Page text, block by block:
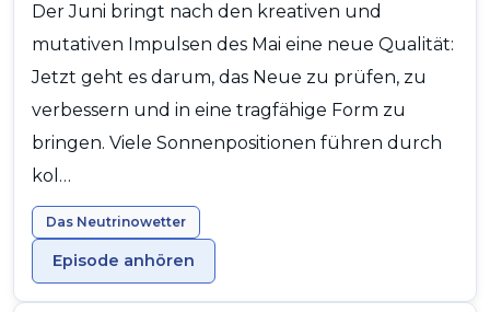
Der Juni bringt nach den kreativen und
mutativen Impulsen des Mai eine neue Qualität:
Jetzt geht es darum, das Neue zu prüfen, zu
verbessern und in eine tragfähige Form zu
bringen. Viele Sonnenpositionen führen durch
kol…
Das Neutrinowetter
Episode anhören